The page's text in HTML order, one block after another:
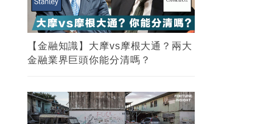
【金融知識】大摩vs摩根大通？兩大
金融業界巨頭你能分清嗎？